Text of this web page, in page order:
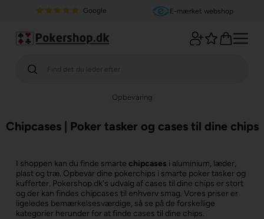
Google E-mærket webshop
Opbevaring
Chipcases | Poker tasker og cases til dine chips
I shoppen kan du finde smarte chipcases i aluminium, læder,
plast og træ. Opbevar dine pokerchips i smarte poker tasker og
kufferter. Pokershop.dk's udvalg af cases til dine chips er stort
og der kan findes chipcases til enhverv smag. Vores priser er
ligeledes bemærkelsesværdige, så se på de forskellige
kategorier herunder for at finde cases til dine chips.